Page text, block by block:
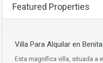
Featured Properties
Villa Para Alquilar en
Esta magnífica villa, situada a